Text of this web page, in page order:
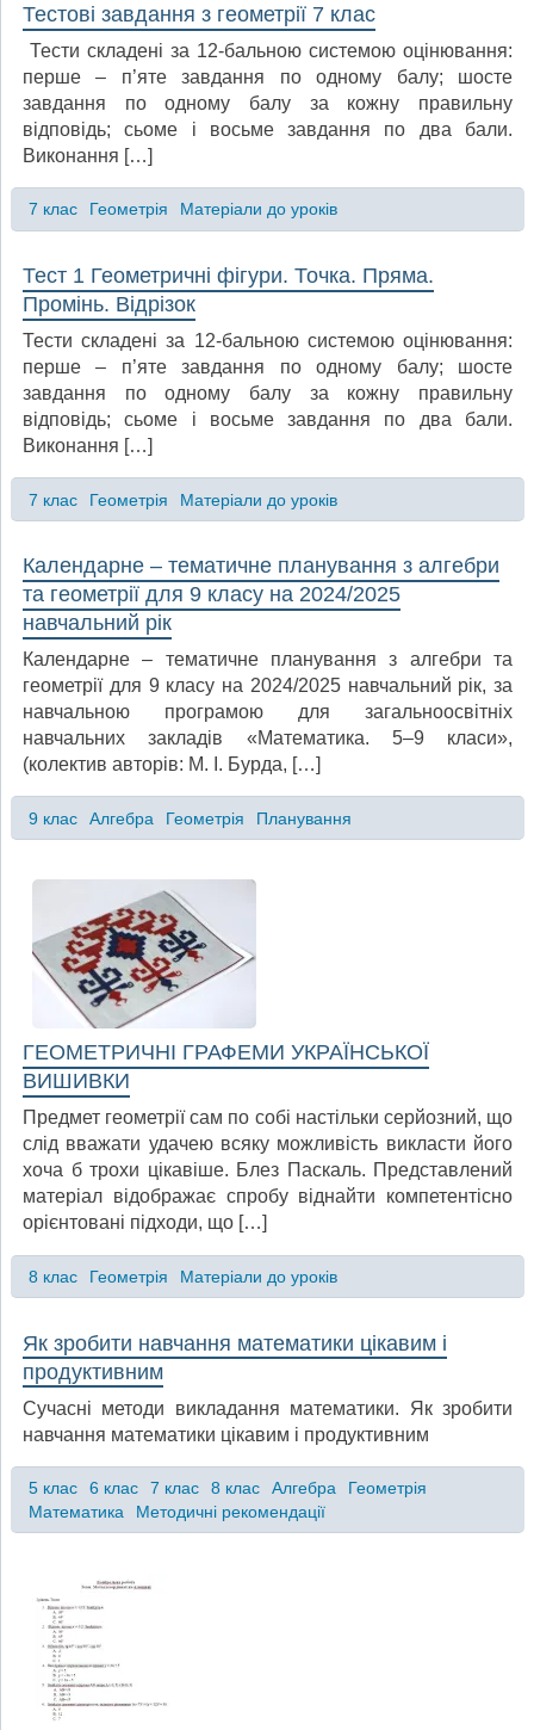
Тестові завдання з геометрії 7 клас
Тести складені за 12-бальною системою оцінювання:
перше – п’яте завдання по одному балу; шосте
завдання по одному балу за кожну правильну
відповідь; сьоме і восьме завдання по два бали.
Виконання […]
7 клас Геометрія Матеріали до уроків
Тест 1 Геометричні фігури. Точка. Пряма.
Промінь. Відрізок
Тести складені за 12-бальною системою оцінювання:
перше – п’яте завдання по одному балу; шосте
завдання по одному балу за кожну правильну
відповідь; сьоме і восьме завдання по два бали.
Виконання […]
7 клас Геометрія Матеріали до уроків
Календарне – тематичне планування з алгебри
та геометрії для 9 класу на 2024/2025
навчальний рік
Календарне – тематичне планування з алгебри та
геометрії для 9 класу на 2024/2025 навчальний рік, за
навчальною програмою для загальноосвітніх
навчальних закладів «Математика. 5–9 класи»,
(колектив авторів: М. І. Бурда, […]
9 клас Алгебра Геометрія Планування
ГЕОМЕТРИЧНІ ГРАФЕМИ УКРАЇНСЬКОЇ
ВИШИВКИ
Предмет геометрії сам по собі настільки серйозний, що
слід вважати удачею всяку можливість викласти його
хоча б трохи цікавіше. Блез Паскаль. Представлений
матеріал відображає спробу віднайти компетентісно
орієнтовані підходи, що […]
8 клас Геометрія Матеріали до уроків
Як зробити навчання математики цікавим і
продуктивним
Сучасні методи викладання математики. Як зробити
навчання математики цікавим і продуктивним
5 клас 6 клас 7 клас 8 клас Алгебра
Геометрія
Математика
Методичні рекомендації